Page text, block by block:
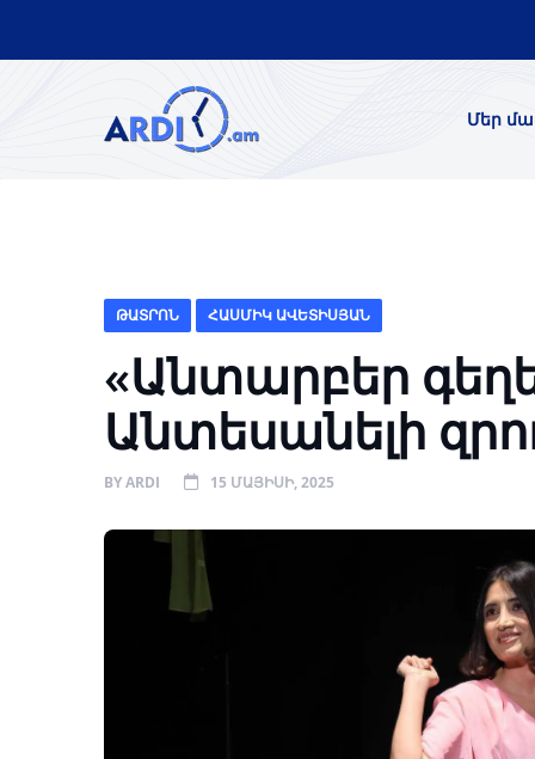
Մեր
ԹԱՏՐՈՆ ՀԱՍՄԻԿ ԱՎԵՏԻՍՅԱՆ
«Անտարբեր
Անտեսանելի
BYARDI 15 ՄԱՅԻՍԻ, 2025